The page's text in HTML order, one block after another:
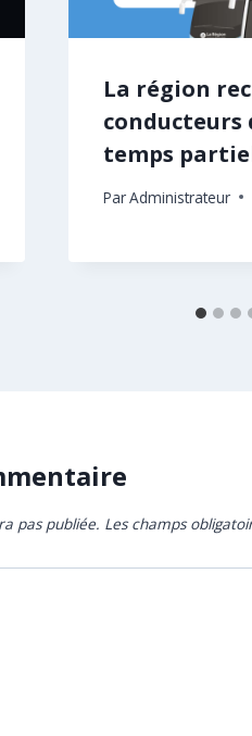
La région
conducteurs
temps
ParAdministrateur
pas publiée. Les champs